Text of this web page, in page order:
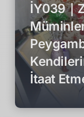
İY039｜
İtaat